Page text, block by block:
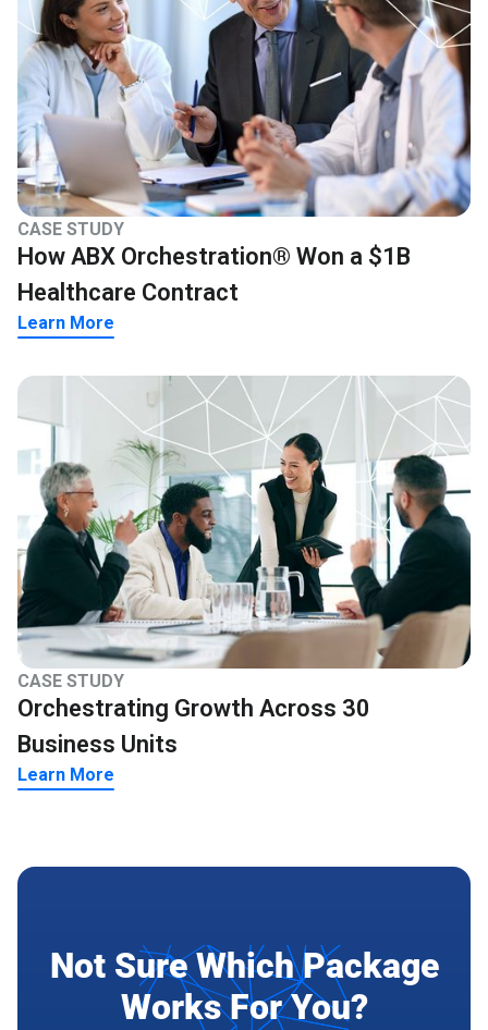
CASE STUDY
How ABX Orchestration® Won a $1B
Healthcare Contract
Learn More
CASE STUDY
Orchestrating Growth Across 30
Business Units
Learn More
Not Sure Which Package
Works For You?